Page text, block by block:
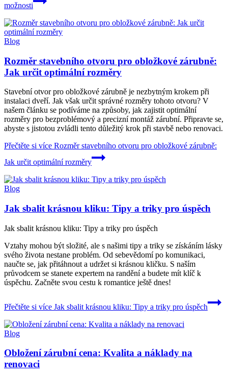
možnosti
Blog
Rozměr stavebního otvoru pro obložkové zárubně:
Jak určit optimální rozměry
Stavební otvor pro obložkové zárubně je nezbytným krokem při
instalaci dveří. Jak však určit správné rozměry tohoto otvoru? V
našem článku se podíváme na způsoby, jak zajistit optimální
rozměry pro bezproblémový a precizní montáž zárubní. Připravte se,
abyste s jistotou zvládli tento důležitý krok při stavbě nebo renovaci.
Přečtěte si více Rozměr stavebního otvoru pro obložkové zárubně:
Jak určit optimální rozměry
Blog
Jak sbalit krásnou kliku: Tipy a triky pro úspěch
Jak sbalit krásnou kliku: Tipy a triky pro úspěch
Vztahy mohou být složité, ale s našimi tipy a triky se získáním lásky
svého života nestane problém. Od sebevědomí po komunikaci,
naučte se, jak přitáhnout a udržet si krásnou kličku. S naším
průvodcem se stanete expertem na randění a budete mít klíč k
úspěchu. Začněte svou cestu k romantice ještě dnes!
Přečtěte si více Jak sbalit krásnou kliku: Tipy a triky pro úspěch
Blog
Obložení zárubní cena: Kvalita a náklady na
renovaci